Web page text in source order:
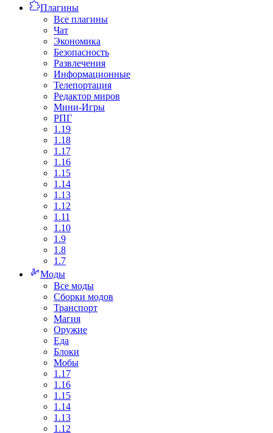
Плагины
Все плагины
Чат
Экономика
Безопасность
Развлечения
Информационные
Телепортация
Редактор миров
Мини-Игры
РПГ
1.19
1.18
1.17
1.16
1.15
1.14
1.13
1.12
1.11
1.10
1.9
1.8
1.7
Моды
Все моды
Сборки модов
Транспорт
Магия
Оружие
Еда
Блоки
Мобы
1.17
1.16
1.15
1.14
1.13
1.12